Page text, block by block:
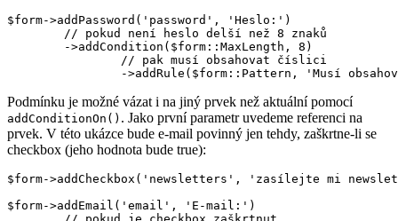
$form->addPassword('password', 'Heslo:')
Podmínku je možné vázat i na jiný prvek než aktuální pomocí
addConditionOn() . Jako první parametr uvedeme referenci na
prvek. V této ukázce bude e-mail povinný jen tehdy, zaškrtne-li se
checkbox (jeho hodnota bude true):
$form->addCheckbox('newsletters', 'zasílejte mi
$form->addEmail('email', 'E-mail:')